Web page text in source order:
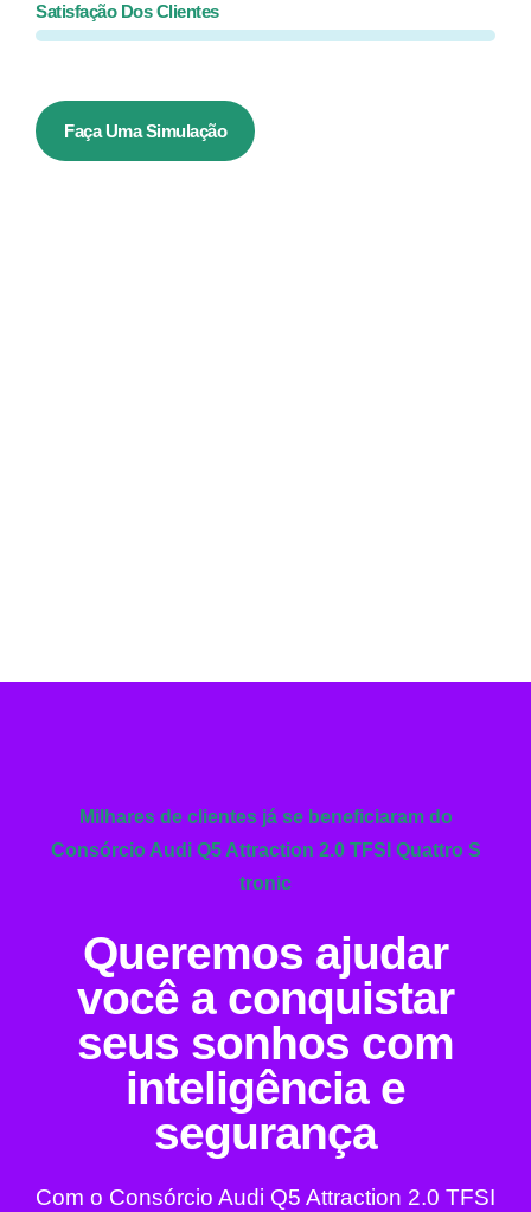
Satisfação Dos Clientes
Faça Uma Simulação
Milhares de clientes já se beneficiaram do
Consórcio Audi Q5 Attraction 2.0 TFSI Quattro S
tronic
Queremos ajudar
você a conquistar
seus sonhos com
inteligência e
segurança
Com o Consórcio Audi Q5 Attraction 2.0 TFSI